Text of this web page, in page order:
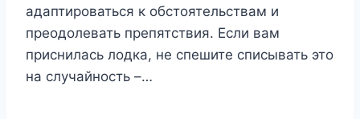
адаптироваться к обстоятельствам и
преодолевать препятствия. Если вам
приснилась лодка, не спешите списывать это
на случайность –…